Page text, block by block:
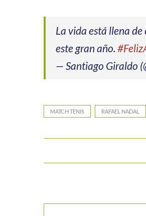
La vida está llena
este gran año.
— Santiago Giraldo
MATCH TENIS RAFAEL NADAL